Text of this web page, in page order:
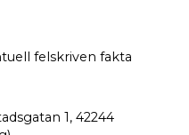
felskriven fakta
1, 42244